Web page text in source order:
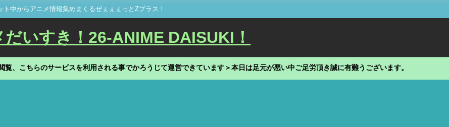
中からアニメ情報集めまくるぜぇぇぇっとZプラス！
いすき！26-ANIME DAISUKI！
、こちらのサービスを利用される事でかろうじて運営できています＞本日は足元が悪い中ご足労頂き誠に有難うございます。